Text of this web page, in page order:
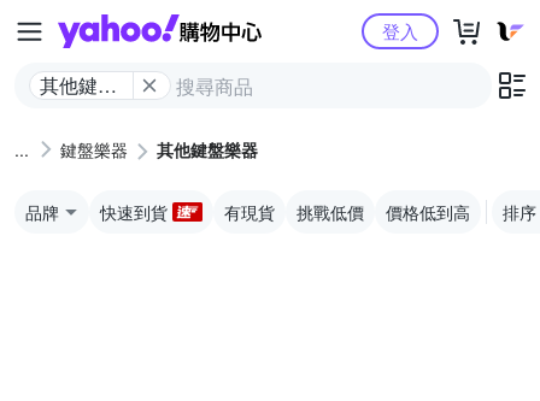
Yahoo購物中心
其他鍵盤
登入
鍵盤樂器 其他鍵盤樂器
品牌 快速到貨 有現貨 挑戰低價 價格低到高 排序